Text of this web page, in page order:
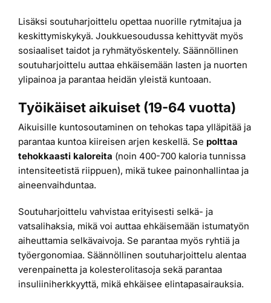
Lisäksi soutuharjoittelu opettaa nuorille rytmitajua ja
keskittymiskykyä. Joukkuesoudussa kehittyvät myös
sosiaaliset taidot ja ryhmätyöskentely. Säännöllinen
soutuharjoittelu auttaa ehkäisemään lasten ja nuorten
ylipainoa ja parantaa heidän yleistä kuntoaan.
Työikäiset aikuiset (19-64 vuotta)
Aikuisille kuntosoutaminen on tehokas tapa ylläpitää ja
parantaa kuntoa kiireisen arjen keskellä. Se polttaa
tehokkaasti kaloreita (noin 400-700 kaloria tunnissa
intensiteetistä riippuen), mikä tukee painonhallintaa ja
aineenvaihduntaa.
Soutuharjoittelu vahvistaa erityisesti selkä- ja
vatsalihaksia, mikä voi auttaa ehkäisemään istumatyön
aiheuttamia selkävaivoja. Se parantaa myös ryhtiä ja
työergonomiaa. Säännöllinen soutuharjoittelu alentaa
verenpainetta ja kolesterolitasoja sekä parantaa
insuliiniherkkyyttä, mikä ehkäisee elintapasairauksia.